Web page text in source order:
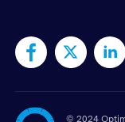
© 2024